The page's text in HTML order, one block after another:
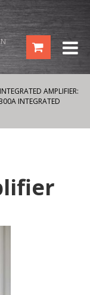
AMPLIFIER:
INTEGRATED